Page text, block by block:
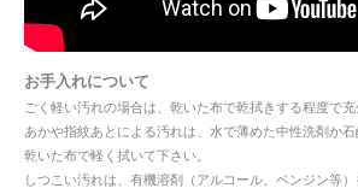
お手入れについて
ごく軽い汚れの場合は、乾いた布で乾拭きする程度で充
あかや指紋あとによる汚れは、水で薄めた中性洗剤か
乾いた布で軽く拭いて下さい。
しつこい汚れは、有機溶剤（アルコール、ベンジン等